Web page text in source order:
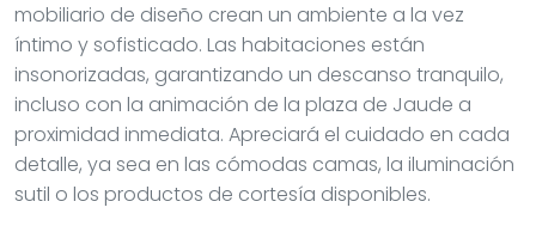
mobiliario de diseño crean un ambiente a la vez
íntimo y sofisticado. Las habitaciones están
insonorizadas, garantizando un descanso tranquilo,
incluso con la animación de la plaza de Jaude a
proximidad inmediata. Apreciará el cuidado en cada
detalle, ya sea en las cómodas camas, la iluminación
sutil o los productos de cortesía disponibles.